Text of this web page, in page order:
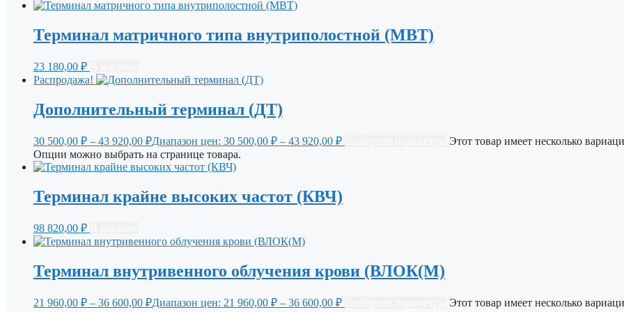
Терминал матричного типа внутриполостной (МВТ)
23 180,00 ₽
Распродажа!
Дополнительный терминал (ДТ)
30 500,00 ₽ – 43 920,00 ₽Диапазон цен: 30 500,00 ₽ – 43 920,00 ₽
Этот товар имеет несколько
Опции можно выбрать на странице товара.
Терминал крайне высоких частот (КВЧ)
98 820,00 ₽
Терминал внутривенного облучения крови (ВЛОК(М)
21 960,00 ₽ – 36 600,00 ₽Диапазон цен: 21 960,00 ₽ – 36 600,00 ₽
Этот товар имеет несколько